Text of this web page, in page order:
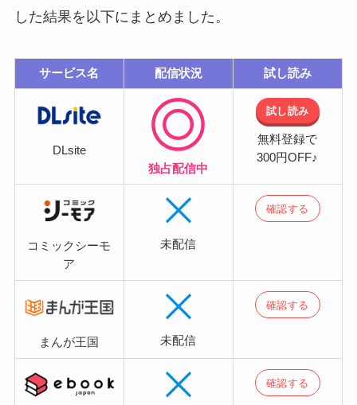
した結果を以下にまとめました。
サービス名 配信状況 試し読み
DLsite
独占配信中
試し読み
無料登録で
300円OFF♪
コミックシーモ
ア
未配信
確認する
まんが王国 未配信
確認する
確認する